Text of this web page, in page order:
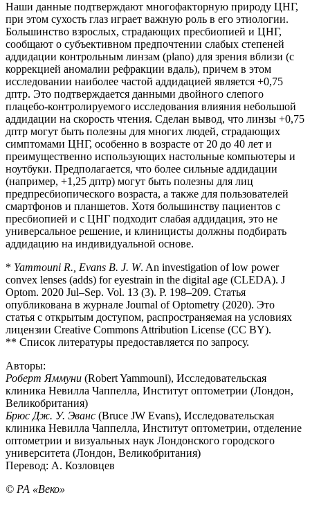
Наши данные подтверждают многофакторную природу ЦНГ,
при этом сухость глаз играет важную роль в его этиологии.
Большинство взрослых, страдающих пресбиопией и ЦНГ,
сообщают о субъективном предпочтении слабых степеней
аддидации контрольным линзам (plano) для зрения вблизи (с
коррекцией аномалии рефракции вдаль), причем в этом
исследовании наиболее частой аддидацией является +0,75
дптр. Это подтверждается данными двойного слепого
плацебо-контролируемого исследования влияния небольшой
аддидации на скорость чтения. Сделан вывод, что линзы +0,75
дптр могут быть полезны для многих людей, страдающих
симптомами ЦНГ, особенно в возрасте от 20 до 40 лет и
преимущественно использующих настольные компьютеры и
ноутбуки. Предполагается, что более сильные аддидации
(например, +1,25 дптр) могут быть полезны для лиц
предпресбиопического возраста, а также для пользователей
смартфонов и планшетов. Хотя большинству пациентов с
пресбиопией и с ЦНГ подходит слабая аддидация, это не
универсальное решение, и клиницисты должны подбирать
аддидацию на индивидуальной основе.
* Yammouni R., Evans B. J. W. An investigation of low power
convex lenses (adds) for eyestrain in the digital age (CLEDA). J
Optom. 2020 Jul–Sep. Vol. 13 (3). P. 198–209. Статья
опубликована в журнале Journal of Optometry (2020). Это
статья с открытым доступом, распространяемая на условиях
лицензии Creative Commons Attribution License (CC BY).
** Список литературы предоставляется по запросу.
Авторы:
Роберт Яммуни (Robert Yammouni), Исследовательская
клиника Невилла Чаппелла, Институт оптометрии (Лондон,
Великобритания)
Брюс Дж. У. Эванс (Bruce JW Evans), Исследовательская
клиника Невилла Чаппелла, Институт оптометрии, отделение
оптометрии и визуальных наук Лондонского городского
университета (Лондон, Великобритания)
Перевод: А. Козловцев
© РА «Веко»